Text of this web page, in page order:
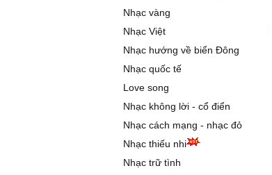
Nhạc vàng
Nhạc Việt
Nhạc hướng về biển Đông
Nhạc quốc tế
Love song
Nhạc không lời - cổ điển
Nhạc cách mạng - nhạc đỏ
Nhạc thiếu nhi
Nhạc trữ tình